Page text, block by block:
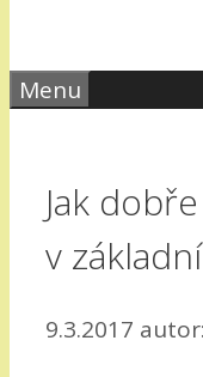
Menu
Jak
v
9.3.2017 autor: